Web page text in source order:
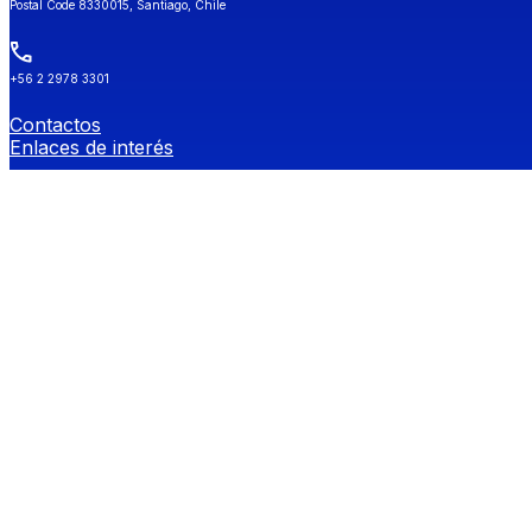
Postal Code 8330015, Santiago, Chile
+56 2 2978 3301
Contactos
Enlaces de interés